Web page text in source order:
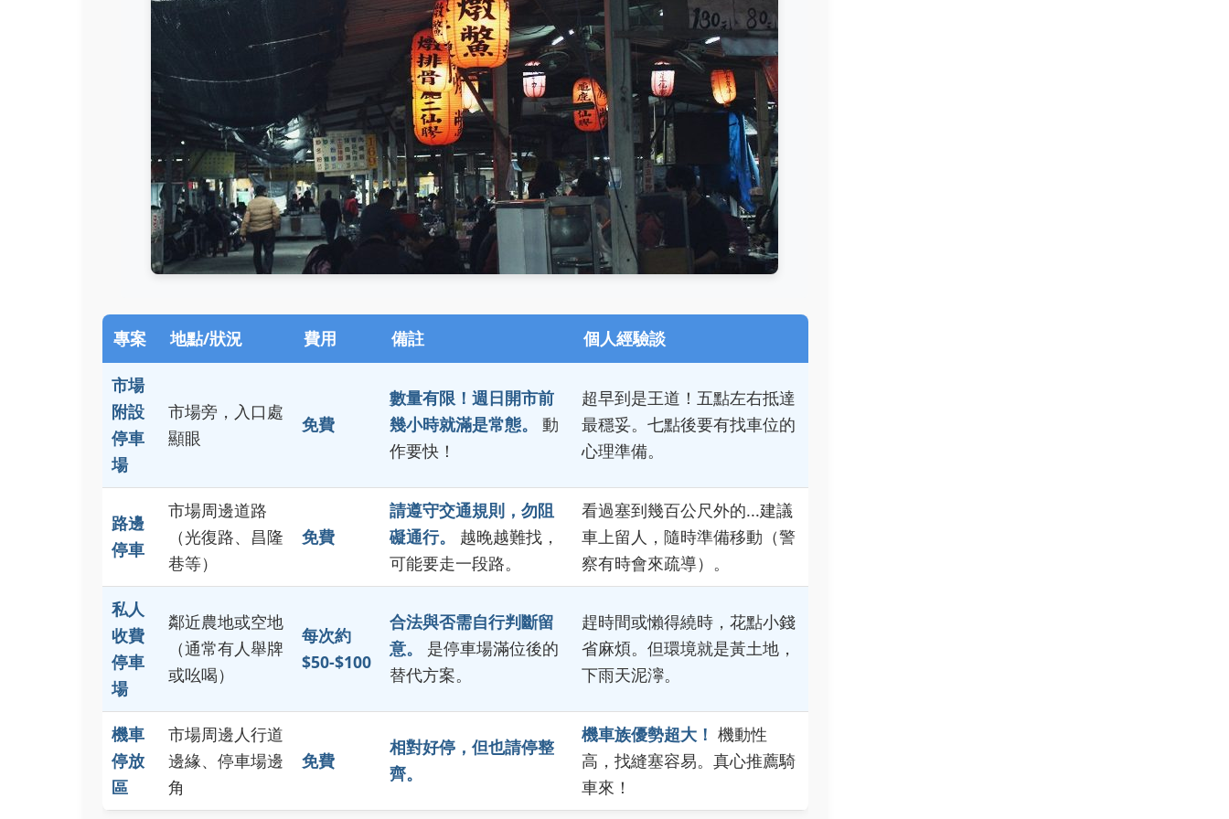
專案 地點/狀況 費用 備註 個人經驗談
市場
附設
停車
場
市場旁，入口處
顯眼
免費
數量有限！週日開市前
幾小時就滿是常態。
動
作要快！
超早到是王道！五點左右抵達
最穩妥。七點後要有找車位的
心理準備。
路邊
停車
市場周邊道路
（光復路、昌隆
巷等）
免費
請遵守交通規則，勿阻
礙通行。
越晚越難找，
可能要走一段路。
看過塞到幾百公尺外的...建議
車上留人，隨時準備移動（警
察有時會來疏導）。
私人
收費
停車
場
鄰近農地或空地
（通常有人舉牌
或吆喝）
每次約
$50-$100
合法與否需自行判斷留
意。
是停車場滿位後的
替代方案。
趕時間或懶得繞時，花點小錢
省麻煩。但環境就是黃土地，
下雨天泥濘。
機車
停放
區
市場周邊人行道
邊緣、停車場邊
角
免費
相對好停，但也請停整
齊。
機車族優勢超大！ 機動性
高，找縫塞容易。真心推薦騎
車來！